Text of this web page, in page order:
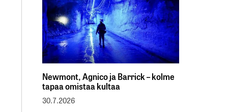
Newmont, Agnico ja Barrick – kolme
tapaa omistaa kultaa
30.7.2026